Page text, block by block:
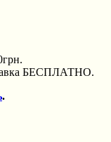
БЕСПЛАТНО.
.